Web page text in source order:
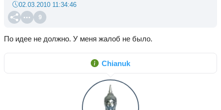
9
02.03.2010 11:34:46
По идее не должно. У меня жалоб не было.
Chianuk